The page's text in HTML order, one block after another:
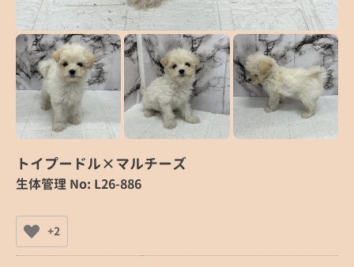
トイプードル×マルチーズ
生体管理 No: L26-886
+2